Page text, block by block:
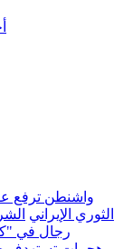
واشنطن ترفع
الثوري الإيراني
رجال في